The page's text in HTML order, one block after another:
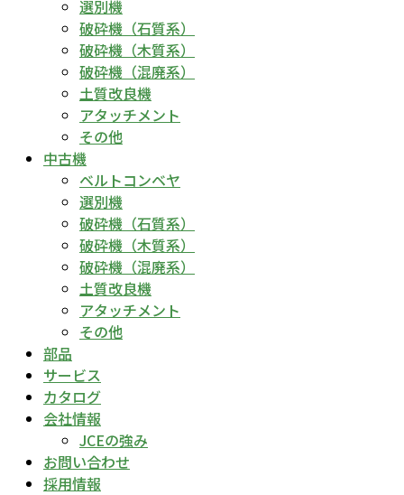
選別機
破砕機（石質系）
破砕機（木質系）
破砕機（混廃系）
土質改良機
アタッチメント
その他
中古機
ベルトコンベヤ
選別機
破砕機（石質系）
破砕機（木質系）
破砕機（混廃系）
土質改良機
アタッチメント
その他
部品
サービス
カタログ
会社情報
JCEの強み
お問い合わせ
採用情報